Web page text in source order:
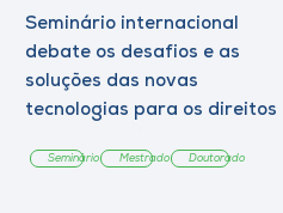
Seminário internacional
debate os desafios e as
soluções das novas
tecnologias para os direitos
Seminário Mestrado Doutorado